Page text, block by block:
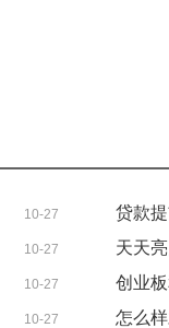
10-27
贷款
的规
10-27
天天
简单
10-27
创业
是科
10-27
怎么